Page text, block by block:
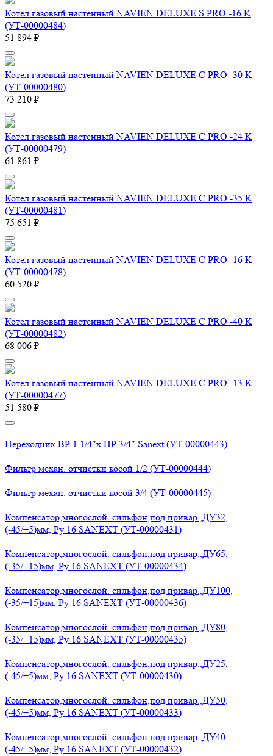
Котел газовый настенный NAVIEN DELUXE S PRO -16 K
(УТ-00000484)
51 894 ₽
Котел газовый настенный NAVIEN DELUXE С PRO -30 K
(УТ-00000480)
73 210 ₽
Котел газовый настенный NAVIEN DELUXE С PRO -24 K
(УТ-00000479)
61 861 ₽
Котел газовый настенный NAVIEN DELUXE С PRO -35 K
(УТ-00000481)
75 651 ₽
Котел газовый настенный NAVIEN DELUXE С PRO -16 K
(УТ-00000478)
60 520 ₽
Котел газовый настенный NAVIEN DELUXE С PRO -40 K
(УТ-00000482)
68 006 ₽
Котел газовый настенный NAVIEN DELUXE С PRO -13 K
(УТ-00000477)
51 580 ₽
Переходник ВР 1 1/4"х НР 3/4" Sanext (УТ-00000443)
Фильтр механ. отчистки косой 1/2 (УТ-00000444)
Фильтр механ. отчистки косой 3/4 (УТ-00000445)
Компенсатор,многослой. сильфон,под привар.,ДУ32,
(-45/+5)мм, Ру 16 SANEXT (УТ-00000431)
Компенсатор,многослой. сильфон,под привар.,ДУ65,
(-35/+15)мм, Ру 16 SANEXT (УТ-00000434)
Компенсатор,многослой. сильфон,под привар.,ДУ100,
(-35/+15)мм, Ру 16 SANEXT (УТ-00000436)
Компенсатор,многослой. сильфон,под привар.,ДУ80,
(-35/+15)мм, Ру 16 SANEXT (УТ-00000435)
Компенсатор,многослой. сильфон,под привар.,ДУ25,
(-45/+5)мм, Ру 16 SANEXT (УТ-00000430)
Компенсатор,многослой. сильфон,под привар.,ДУ50,
(-45/+5)мм, Ру 16 SANEXT (УТ-00000433)
Компенсатор,многослой. сильфон,под привар.,ДУ40,
(-45/+5)мм, Ру 16 SANEXT (УТ-00000432)